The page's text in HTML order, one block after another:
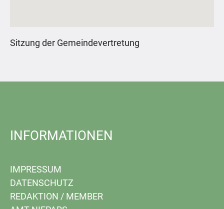
Sitzung der Gemeindevertretung
INFORMATIONEN
IMPRESSUM
DATENSCHUTZ
REDAKTION / MEMBER